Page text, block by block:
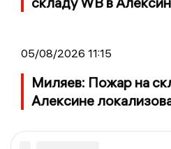
05/08/2026 11:15
Миляев: Пожар на
Алексине